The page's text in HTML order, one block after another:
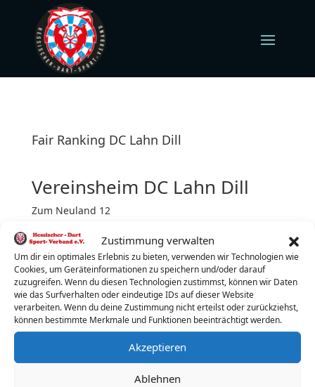
Zustimmung verwalten
Um dir ein optimales Erlebnis zu bieten, verwenden wir Technologien wie
Cookies, um Geräteinformationen zu speichern und/oder darauf
zuzugreifen. Wenn du diesen Technologien zustimmst, können wir Daten
wie das Surfverhalten oder eindeutige IDs auf dieser Website
verarbeiten. Wenn du deine Zustimmung nicht erteilst oder zurückziehst,
können bestimmte Merkmale und Funktionen beeinträchtigt werden.
Akzeptieren
Ablehnen
Fair Ranking DC Lahn Dill
Vereinsheim DC Lahn Dill
Zum Neuland 12
Freitag (jeden)
Turnierbeginn: 19:30 Uhr
Turnierleiter:Jessica Weber
Telefon:0151-14148619
E-Mail: jessca@deko-for-you-weber.de